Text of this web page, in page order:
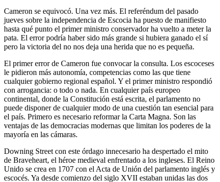
Cameron se equivocó. Una vez más. El referéndum del pasado
jueves sobre la independencia de Escocia ha puesto de manifiesto
hasta qué punto el primer ministro conservador ha vuelto a meter la
pata. El error podría haber sido más grande si hubiera ganado el sí
pero la victoria del no nos deja una herida que no es pequeña.
El primer error de Cameron fue convocar la consulta. Los escoceses
le pidieron más autonomía, competencias como las que tiene
cualquier gobierno regional español. Y el primer ministro respondió
con arrogancia: o todo o nada. En cualquier país europeo
continental, donde la Constitución está escrita, el parlamento no
puede disponer de cualquier modo de una cuestión tan esencial para
el país. Primero es necesario reformar la Carta Magna. Son las
ventajas de las democracias modernas que limitan los poderes de la
mayoría en las cámaras.
Downing Street con este órdago innecesario ha despertado el mito
de Braveheart, el héroe medieval enfrentado a los ingleses. El Reino
Unido se crea en 1707 con el Acta de Unión del parlamento inglés y
escocés. Ya desde comienzo del siglo XVII estaban unidas las dos